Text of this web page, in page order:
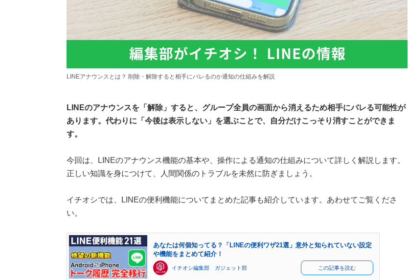
LINEアナウンスとは？ 削除・解除すると相手にバレるのか通知の仕組みを解説
LINEのアナウンスを「解除」すると、グループ全員の画面から消えるため相手にバレる可能性が
あります。代わりに「今後は表示しない」を選ぶことで、自分だけこっそり消すことができま
す。
今回は、LINEのアナウンス機能の基本や、操作による通知の仕組みについて詳しく解説します。
正しい知識を身につけて、人間関係のトラブルを未然に防ぎましょう。
イチオシでは、LINEの便利機能についてまとめた記事も紹介しています。あわせてご覧くださ
い。
あなたは何個知ってる？「LINEの便利ワザ21選」意外と知られていない設定
や機能をまとめて紹介！
イチオシ編集部 ガジェット部 この記事を読む